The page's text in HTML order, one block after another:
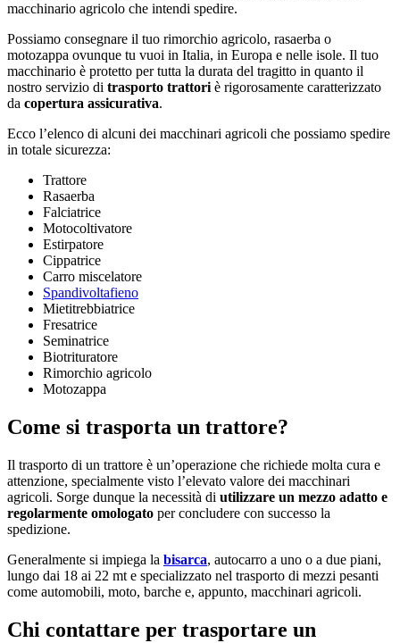
macchinario agricolo che intendi spedire.
Possiamo consegnare il tuo rimorchio agricolo, rasaerba o
motozappa ovunque tu vuoi in Italia, in Europa e nelle isole. Il tuo
macchinario è protetto per tutta la durata del tragitto in quanto il
nostro servizio di trasporto trattori è rigorosamente caratterizzato
da copertura assicurativa.
Ecco l’elenco di alcuni dei macchinari agricoli che possiamo spedire
in totale sicurezza:
Trattore
Rasaerba
Falciatrice
Motocoltivatore
Estirpatore
Cippatrice
Carro miscelatore
Spandivoltafieno
Mietitrebbiatrice
Fresatrice
Seminatrice
Biotrituratore
Rimorchio agricolo
Motozappa
Come si trasporta un trattore?
Il trasporto di un trattore è un’operazione che richiede molta cura e
attenzione, specialmente visto l’elevato valore dei macchinari
agricoli. Sorge dunque la necessità di utilizzare un mezzo adatto e
regolarmente omologato per concludere con successo la
spedizione.
Generalmente si impiega la bisarca, autocarro a uno o a due piani,
lungo dai 18 ai 22 mt e specializzato nel trasporto di mezzi pesanti
come automobili, moto, barche e, appunto, macchinari agricoli.
Chi contattare per trasportare un